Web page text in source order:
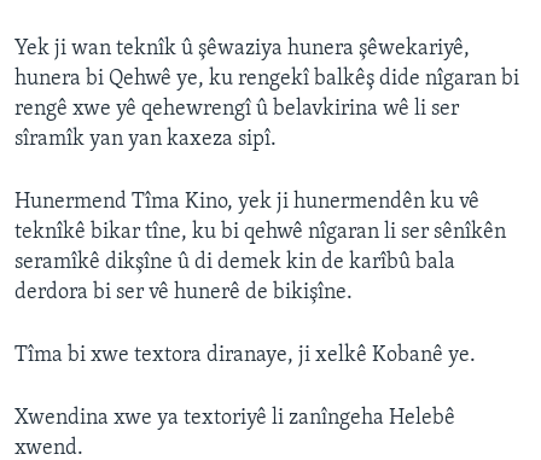
Zimanên Din
Yek ji wan teknîk û şêwaziya hunera şêwekariyê,
hunera bi Qehwê ye, ku rengekî balkêş dide nîgaran bi
rengê xwe yê qehewrengî û belavkirina wê li ser
sîramîk yan yan kaxeza sipî.
Hunermend Tîma Kino, yek ji hunermendên ku vê
teknîkê bikar tîne, ku bi qehwê nîgaran li ser sênîkên
seramîkê dikşîne û di demek kin de karîbû bala
derdora bi ser vê hunerê de bikişîne.
Tîma bi xwe textora diranaye, ji xelkê Kobanê ye.
Xwendina xwe ya textoriyê li zanîngeha Helebê
xwend.